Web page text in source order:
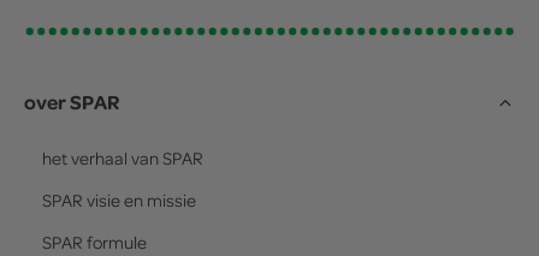
over SPAR
het verhaal van SPAR
SPAR visie en missie
SPAR formule